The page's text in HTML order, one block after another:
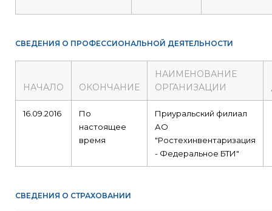
СВЕДЕНИЯ О ПРОФЕССИОНАЛЬНОЙ ДЕЯТЕЛЬНОСТИ
НАЧАЛО ОКОНЧАНИЕ
НАИМЕНОВАНИЕ
ОРГАНИЗАЦИИ
16.09.2016
По
настоящее
время
Приуральский филиал
АО
"Ростехинвентаризация
- Федеральное БТИ"
СВЕДЕНИЯ О СТРАХОВАНИИ